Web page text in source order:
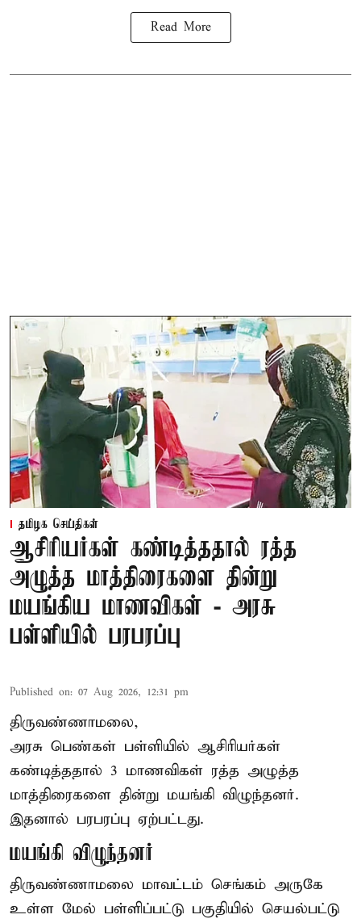
Read More
தமிழக செய்திகள்
ஆசிரியர்கள் கண்டித்ததால் ரத்த
அழுத்த மாத்திரைகளை தின்று
மயங்கிய மாணவிகள் - அரசு
பள்ளியில் பரபரப்பு
Published on: 07 Aug 2026, 12:31 pm
திருவண்ணாமலை,
அரசு பெண்கள் பள்ளியில் ஆசிரியர்கள்
கண்டித்ததால் 3 மாணவிகள் ரத்த அழுத்த
மாத்திரைகளை தின்று மயங்கி விழுந்தனர்.
இதனால் பரபரப்பு ஏற்பட்டது.
மயங்கி விழுந்தனர்
திருவண்ணாமலை மாவட்டம் செங்கம் அருகே
உள்ள மேல் பள்ளிப்பட்டு பகுதியில் செயல்பட்டு